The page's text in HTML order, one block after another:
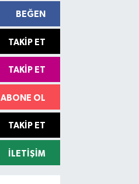
BEĞEN
TAKIP ET
TAKIP ET
ABONE OL
TAKIP ET
İLETIŞIM